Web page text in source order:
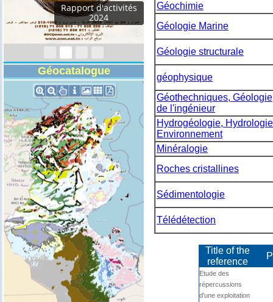
Rapport d'activités
2024
Géocatalogue
Géochimie
Géologie Marine
Géologie structurale
géophysique
Géothechniques, Géologie
de l'ingénieur
Hydrogéologie,
Environnement
Minéralogie
Roches cristallines
Sédimentologie
Télédétection
Title of the
reference
Etude des
répercussions
d'une exploitation